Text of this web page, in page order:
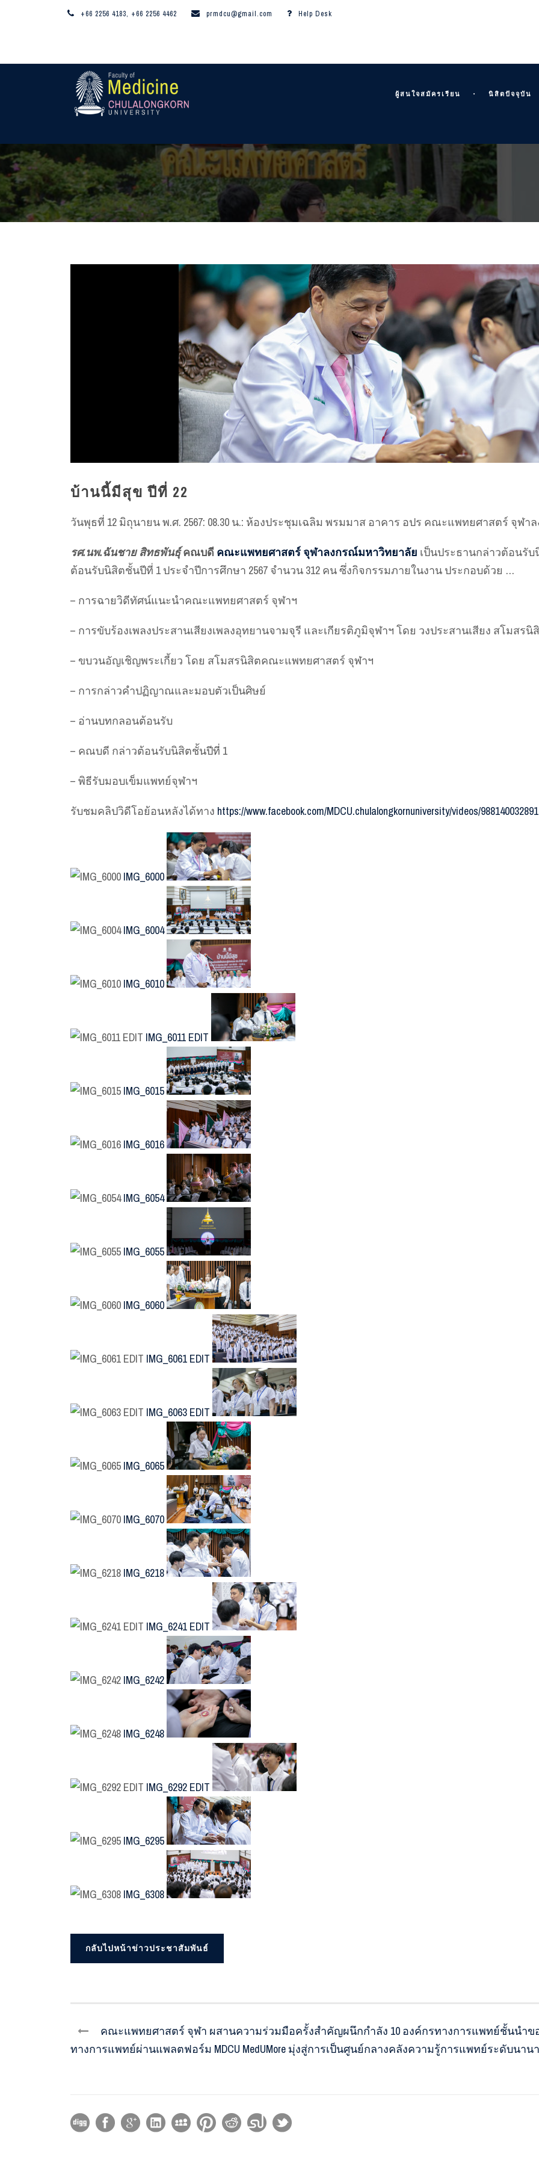
+66 2256 4183, +66 2256 4462 prmdcu@gmail.com Help Desk
ผู้สนใจสมัครเรียน นิสิตปัจจุบัน
บ้านนี้มีสุข ปีที่ 22
วันพุธที่ 12 มิถุนายน พ.ศ. 2567: 08.30 น.: ห้องประชุมเฉลิม พรมมาส อาคาร อปร คณะแพทยศาสตร์ จุฬ
รศ.นพ.ฉันชาย สิทธพันธุ์คณบดี คณะแพทยศาสตร์ จุฬาลงกรณ์มหาวิทยาลัย เป็นประธานกล่าวต้อนรั
ต้อนรับนิสิตชั้นปีที่ 1 ประจำปีการศึกษา 2567 จำนวน 312 คน ซึ่งกิจกรรมภายในงาน ประกอบด้วย …
– การฉายวิดีทัศน์แนะนำคณะแพทยศาสตร์ จุฬาฯ
– การขับร้องเพลงประสานเสียงเพลงอุทยานจามจุรี และเกียรติภูมิจุฬาฯ โดย วงประสานเสียง สโมส
– ขบวนอัญเชิญพระเกี้ยว โดย สโมสรนิสิตคณะแพทยศาสตร์ จุฬาฯ
– การกล่าวคำปฏิญาณและมอบตัวเป็นศิษย์
– อ่านบทกลอนต้อนรับ
– คณบดี กล่าวต้อนรับนิสิตชั้นปีที่ 1
– พิธีรับมอบเข็มแพทย์จุฬาฯ
รับชมคลิปวิดีโอย้อนหลังได้ทาง https://www.facebook.com/MDCU.chulalongkornuniversity/videos/
IMG_6000
IMG_6004
IMG_6010
IMG_6011 EDIT
IMG_6015
IMG_6016
IMG_6054
IMG_6055
IMG_6060
IMG_6061 EDIT
IMG_6063 EDIT
IMG_6065
IMG_6070
IMG_6218
IMG_6241 EDIT
IMG_6242
IMG_6248
IMG_6292 EDIT
IMG_6295
IMG_6308
กลับไปหน้าข่าวประชาสัมพันธ์
คณะแพทยศาสตร์ จุฬา ผสานความร่วมมือครั้งสำคัญผนึกกําลัง 10 องค์กรทางการแพทย์ชั้นนำข
ทางการแพทย์ผ่านแพลตฟอร์ม MDCU MedUMore มุ่งสู่การเป็นศูนย์กลางคลังความรู้การแพทย์ระดับนาน